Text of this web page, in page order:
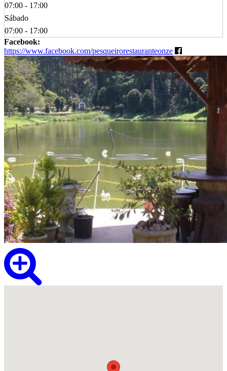
07:00 - 17:00
Sábado
07:00 - 17:00
Facebook:
https://www.facebook.com/pesqueirorestauranteonze